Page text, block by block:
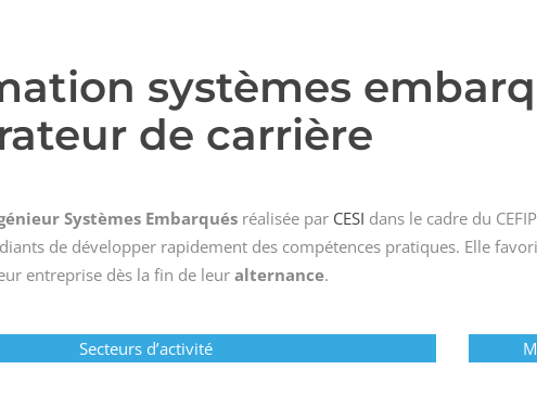
systèmes
de carrière
Systèmes Embarqués réalisée par CESI dans le cadre du
de développer rapidement des compétences pratiques. Elle
entreprise dès la fin de leur alternance.
Secteurs d’activité